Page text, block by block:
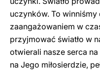
uczynków. To
zaangażowaniem w
przyjmować światło w
otwierali nasze serca
na Jego miłosierdzie,